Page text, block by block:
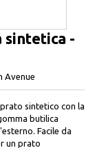
sintetica -
Avenue
sintetico con la
butilica
Facile da
un prato